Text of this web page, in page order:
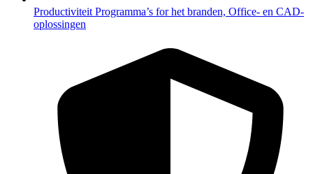
Productiviteit Programma’s for het branden, Office- en CAD-
oplossingen